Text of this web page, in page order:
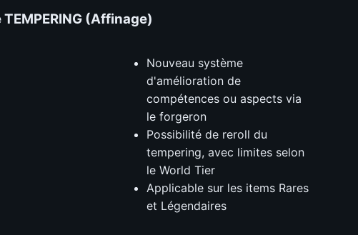
TEMPERING (Affinage)
Nouveau système
d'amélioration de
compétences ou aspects via
le forgeron
Possibilité de reroll du
tempering, avec limites selon
le World Tier
Applicable sur les items Rares
et Légendaires